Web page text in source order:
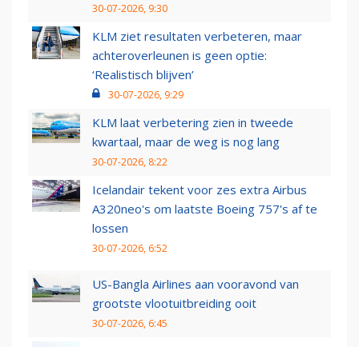
30-07-2026, 9:30
KLM ziet resultaten verbeteren, maar
achteroverleunen is geen optie:
‘Realistisch blijven’
30-07-2026, 9:29
KLM laat verbetering zien in tweede
kwartaal, maar de weg is nog lang
30-07-2026, 8:22
Icelandair tekent voor zes extra Airbus
A320neo's om laatste Boeing 757's af te
lossen
30-07-2026, 6:52
US-Bangla Airlines aan vooravond van
grootste vlootuitbreiding ooit
30-07-2026, 6:45